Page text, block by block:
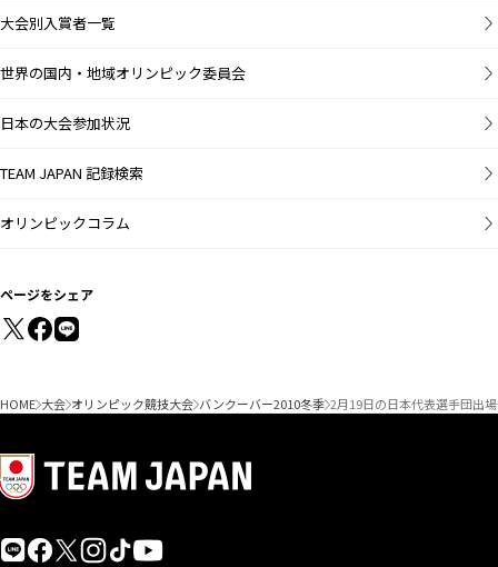
大会別入賞者一覧
世界の国内・地域オリンピック委員会
日本の大会参加状況
TEAM JAPAN 記録検索
オリンピックコラム
ページをシェア
HOME 大会 オリンピック競技大会 バンクーバー2010冬季 2月19日の日本代表選手団出